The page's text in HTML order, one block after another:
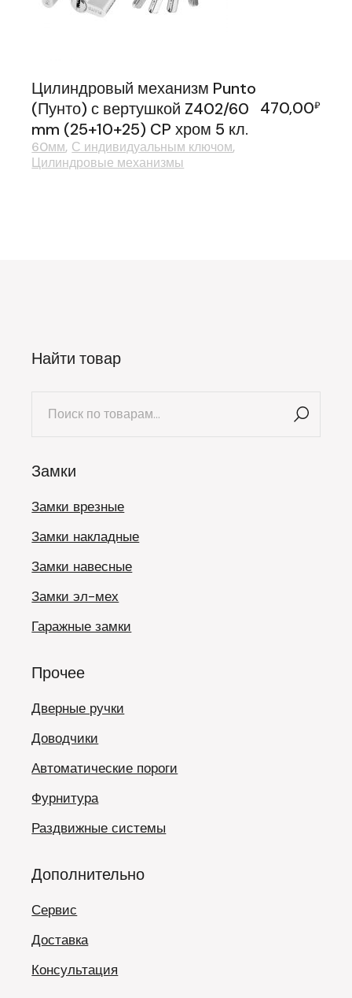
Цилиндровый механизм Punto
(Пунто) с вертушкой Z402/60
mm (25+10+25) CP хром 5 кл.
470,00₽
60мм С индивидуальным ключом
Цилиндровые механизмы
Найти товар
Замки
Замки врезные
Замки накладные
Замки навесные
Замки эл-мех
Гаражные замки
Прочее
Дверные ручки
Доводчики
Автоматические пороги
Фурнитура
Раздвижные системы
Дополнительно
Сервис
Доставка
Консультация